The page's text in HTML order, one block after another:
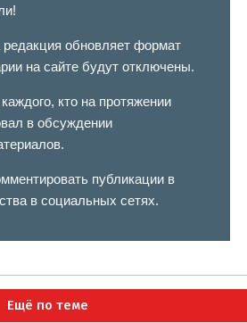
обновляет формат
на сайте будут отключены.
кто на протяжении
в обсуждении
публикации в
в социальных сетях.
Ещё по теме